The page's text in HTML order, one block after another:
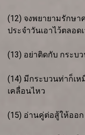
(12) จงพยายามรักษ
ประจำวันเอาไว้ตลอด
(13) อย่าติดกับ กระบ
(14) มีกระบวนท่าก็เ
เคลื่อนไหว
(15) อ่านคู่ต่อสู้ให้ออ